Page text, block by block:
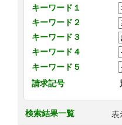
キーワード１
キーワード２
キーワード３
キーワード４
キーワード５
請求記号
検索結果一覧 表